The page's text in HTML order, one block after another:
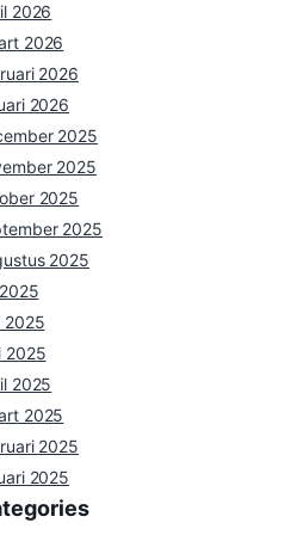
2026
2026
2026
2026
2025
2025
2025
2025
2025
2025
2025
2025
2025
2025
2025